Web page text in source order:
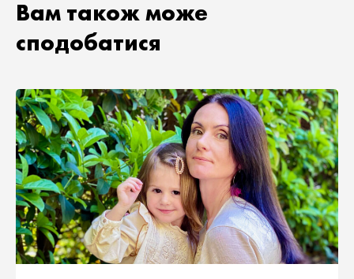
Вам також може
сподобатися